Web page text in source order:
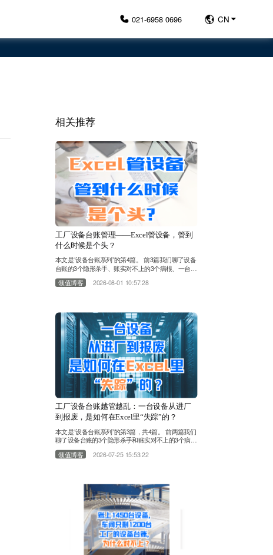
021-6958 0696 CN
相关推荐
工厂设备台账管理——Excel管设备，管到
什么时候是个头？
本文是“设备台账系列”的第4篇。 前3篇我们聊了设备
台账的3个隐形杀手、账实对不上的3个病根、一台设
备在Excel里的“失踪”全过程。今天，我们来回答那个
终极问题：Excel管设备，到底管到什么时候是个
着Excel一遍遍核对，维修工被追着补记录，财务部
打电话催设备部更新台账。表格越来越厚，Sheet越
来越……
领值博客 2026-08-01 10:57:28
工厂设备台账越管越乱：一台设备从进厂
到报废，是如何在Excel里“失踪”的？
本文是“设备台账系列”的第3篇，共4篇。 前两篇我们
聊了设备台账的3个隐形杀手和账实对不上的3个病
根，这一篇我们跟着一台设备走完全程。上期我们聊
到，不少工厂账上1450台设备，现场只剩1200台。
程，看看它是怎样在Excel表格里一步步消失的。
第一站：设备进厂——数据源从一开始就是分裂
领值博客 2026-07-25 15:53:22